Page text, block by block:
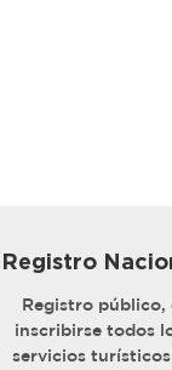
Registro
Registro público,
inscribirse todos
servicios